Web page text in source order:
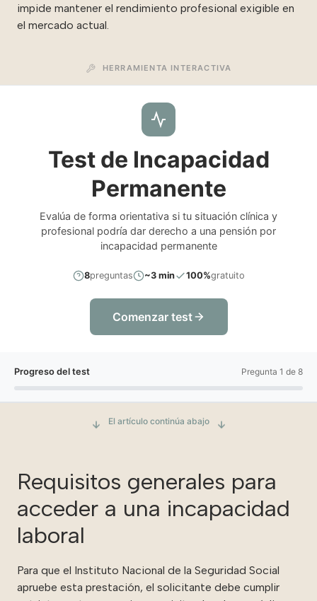
impide mantener el rendimiento profesional exigible en
el mercado actual.
HERRAMIENTA INTERACTIVA
Test de Incapacidad
Permanente
Evalúa de forma orientativa si tu situación clínica y
profesional podría dar derecho a una pensión por
incapacidad permanente
8preguntas ~3 min 100%gratuito
Comenzar test
Progreso del test Pregunta 1 de 8
El artículo continúa abajo
Requisitos generales para
acceder a una incapacidad
laboral
Para que el Instituto Nacional de la Seguridad Social
apruebe esta prestación, el solicitante debe cumplir